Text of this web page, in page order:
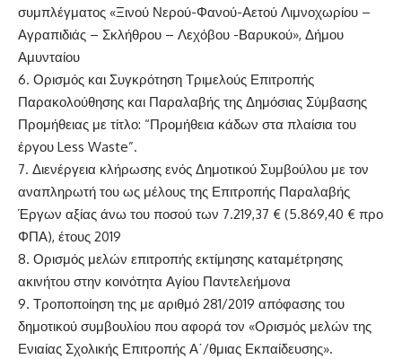
συμπλέγματος «Ξινού Νερού-Φανού-Αετού Λιμνοχωρίου –
Αγραπιδιάς – Σκλήθρου – Λεχόβου -Βαρυκού», Δήμου
Αμυνταίου
6. Ορισμός και Συγκρότηση Τριμελούς Επιτροπής
Παρακολούθησης και Παραλαβής της Δημόσιας Σύμβασης
Προμήθειας με τίτλο: “Προμήθεια κάδων στα πλαίσια του
έργου Less Waste”.
7. Διενέργεια κλήρωσης ενός Δημοτικού Συμβούλου με τον
αναπληρωτή του ως μέλους της Επιτροπής Παραλαβής
Έργων αξίας άνω του ποσού των 7.219,37 € (5.869,40 € προ
ΦΠΑ), έτους 2019
8. Ορισμός μελών επιτροπής εκτίμησης καταμέτρησης
ακινήτου στην κοινότητα Αγίου Παντελεήμονα
9. Τροποποίηση της με αριθμό 281/2019 απόφασης του
δημοτικού συμβουλίου που αφορά τον «Ορισμός μελών της
Ενιαίας Σχολικής Επιτροπής Α΄/θμιας Εκπαίδευσης».